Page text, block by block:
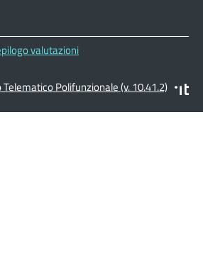
valutazioni
Polifunzionale (v. 10.41.2)